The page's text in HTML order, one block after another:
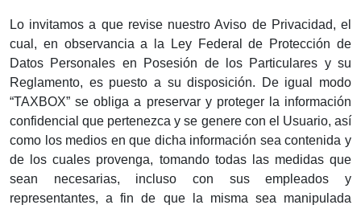
Lo invitamos a que revise nuestro Aviso de Privacidad, el
cual, en observancia a la Ley Federal de Protección de
Datos Personales en Posesión de los Particulares y su
Reglamento, es puesto a su disposición. De igual modo
“TAXBOX” se obliga a preservar y proteger la información
confidencial que pertenezca y se genere con el Usuario, así
como los medios en que dicha información sea contenida y
de los cuales provenga, tomando todas las medidas que
sean necesarias, incluso con sus empleados y
representantes, a fin de que la misma sea manipulada